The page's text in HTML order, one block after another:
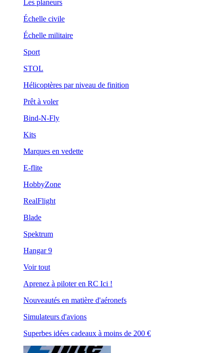
Les planeurs
Échelle civile
Échelle militaire
Sport
STOL
Hélicoptères par niveau de finition
Prêt à voler
Bind-N-Fly
Kits
Marques en vedette
E-flite
HobbyZone
RealFlight
Blade
Spektrum
Hangar 9
Voir tout
Aprenez à piloter en RC Ici !
Nouveautés en matière d'aéronefs
Simulateurs d'avions
Superbes idées cadeaux à moins de 200 €